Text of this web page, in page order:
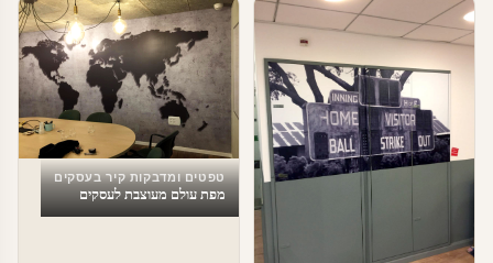
טפטים ומדבקות קיר בעסקים
מפת עולם מעוצבת לעסקים